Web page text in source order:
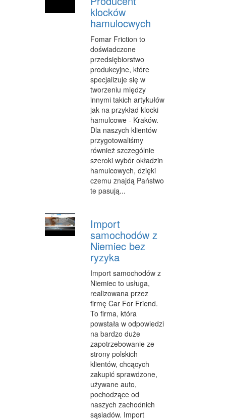
INFORMATYCZNE
RESTAURACJE, CATERING
FOTOGRAFIA
ADWOKACI, PORADY PRAWNE
WETERYNARYJNE, HODOWLA ZWIERZĄT
SPRZĄTANIE, PORZĄDKOWANIE
SERWIS
OPIEKA
INNE USŁUGI
ZWIEDZANIE
PODRÓŻE
WYPOCZYNEK
URODA
DIETETYKA, ODCHUDZANIE
KOSMETYKI
LECZENIE
SALONY KOSMETYCZNE
SPRZĘT MEDYCZNY
SOFTWARE
OPROGRAMOWANIE
STRONY INTERNETOWE
klocków
hamulocwych
Fomar Friction to
doświadczone
przedsiębiorstwo
produkcyjne, które
specjalizuje się w
tworzeniu między
innymi takich artykułów
jak na przykład klocki
hamulcowe - Kraków.
Dla naszych klientów
przygotowaliśmy
również szczególnie
szeroki wybór okładzin
hamulcowych, dzięki
czemu znajdą Państwo
te pasują...
Import
samochodów z
Niemiec bez
ryzyka
Import samochodów z
Niemiec to usługa,
realizowana przez
firmę Car For Friend.
To firma, która
powstała w odpowiedzi
na bardzo duże
zapotrzebowanie ze
strony polskich
klientów, chcących
zakupić sprawdzone,
używane auto,
pochodzące od
naszych zachodnich
sąsiadów. Import